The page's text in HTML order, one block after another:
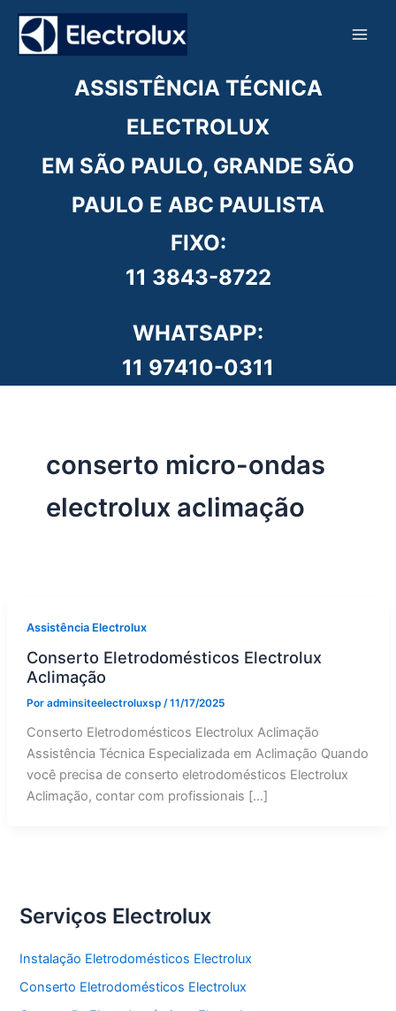
para
ASSISTÊNCIA TÉCNICA
ELECTROLUX
EM SÃO PAULO, GRANDE SÃO
PAULO E ABC PAULISTA
FIXO:
11 3843-8722
WHATSAPP:
11 97410-0311
conserto micro-ondas
electrolux aclimação
Assistência Electrolux
Conserto Eletrodomésticos Electrolux
Aclimação
Por adminsiteelectroluxsp /11/17/2025
Conserto Eletrodomésticos Electrolux Aclimação
Assistência Técnica Especializada em Aclimação Quando
você precisa de conserto eletrodomésticos Electrolux
Aclimação, contar com profissionais […]
Serviços Electrolux
Instalação Eletrodomésticos Electrolux
Conserto Eletrodomésticos Electrolux